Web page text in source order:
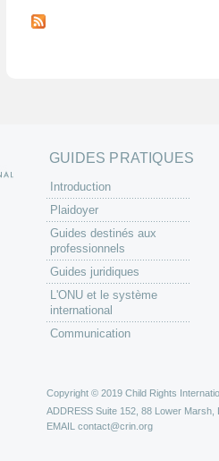
a
GUIDES PRATIQUES
Introduction
Plaidoyer
Guides destinés aux
professionnels
Guides juridiques
L'ONU et le système
international
Communication
Copyright © 2019 Child Rights
ADDRESS Suite 152, 88 Lower Marsh,
EMAIL contact@crin.org